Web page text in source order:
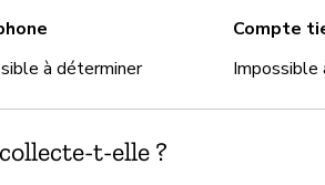
à déterminer
Compte
Impossible
t-elle ?